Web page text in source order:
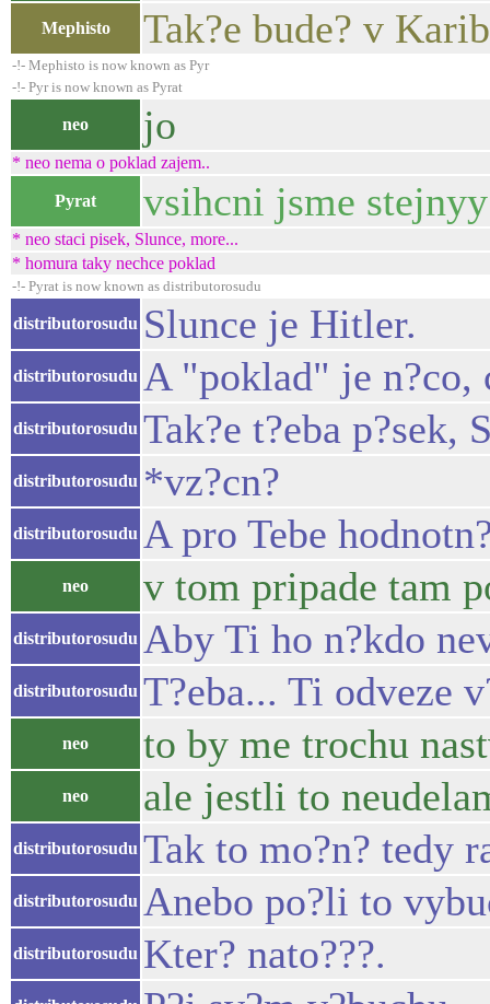
Mephisto Tak?e bude? v
-!- Mephisto is now known as Pyr
-!- Pyr is now known as Pyrat
neo jo
* neo nema o poklad zajem..
Pyrat vsihcni jsme
* neo staci pisek, Slunce, more...
* homura taky nechce poklad
-!- Pyrat is now known as distributorosudu
distributorosudu Slunce je Hitler.
distributorosudu A "poklad" je n?co,
distributorosudu Tak?e t?eba p?sek,
distributorosudu *vz?cn?
distributorosudu A pro Tebe
neo v tom pripade tam
distributorosudu Aby Ti ho n?kdo
distributorosudu T?eba... Ti odveze
neo to by me trochu
neo ale jestli to
distributorosudu Tak to mo?n? tedy
distributorosudu Anebo po?li to
distributorosudu Kter? nato???.